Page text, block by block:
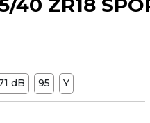
40 ZR18
dB 95 Y